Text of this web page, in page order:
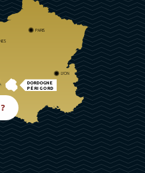
DORDOGNE
PÉRIGORD
PARIS
LYON